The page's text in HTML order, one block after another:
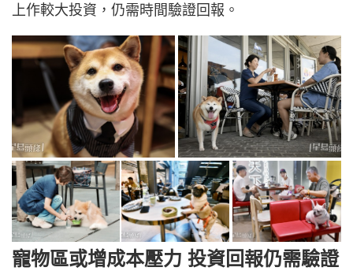
上作較大投資，仍需時間驗證回報。
寵物區或增成本壓力 投資回報仍需驗證